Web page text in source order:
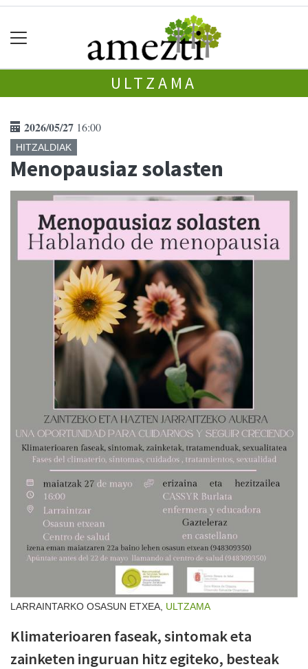
ULTZAMA
2026/05/27 16:00
HITZALDIAK
Menopausiaz solasten
LARRAINTARKO OSASUN ETXEA, ULTZAMA
Klimaterioaren faseak, sintomak eta
zainketen inguruan hitz egiteko, besteak